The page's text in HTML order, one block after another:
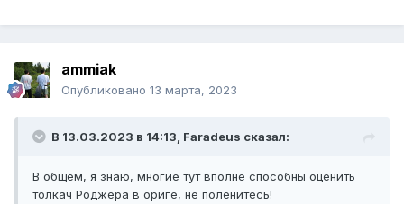
ammiak
Опубликовано 13 марта, 2023
В 13.03.2023 в 14:13, Faradeus сказал:
В общем, я знаю, многие тут вполне способны оценить
толкач Роджера в ориге, не поленитесь!